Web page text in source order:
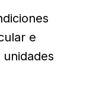
e